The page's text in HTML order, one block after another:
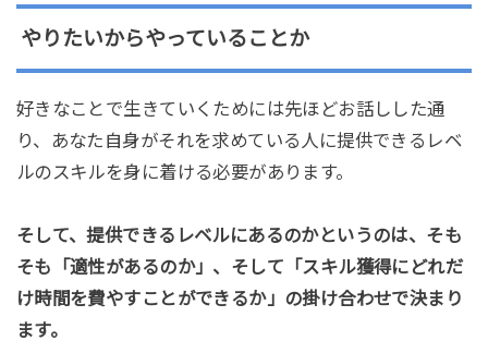
やりたいからやっていることか
好きなことで生きていくためには先ほどお話しした通
り、あなた自身がそれを求めている人に提供できるレベ
ルのスキルを身に着ける必要があります。
そして、提供できるレベルにあるのかというのは、そも
そも「適性があるのか」、そして「スキル獲得にどれだ
け時間を費やすことができるか」の掛け合わせで決まり
ます。